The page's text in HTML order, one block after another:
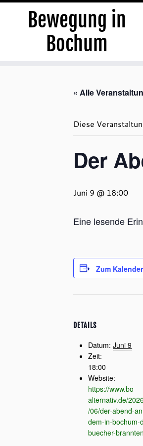
Bewegung in
Bochum
« Alle
Diese
Der
Juni 9 @ 18:00
Eine lesende
Zum
DETAILS
Datum: Juni 9
Zeit:
18:00
Website:
https://www.bo-
alternativ.de/
/06/der-abend-
dem-in-bochum-
buecher-